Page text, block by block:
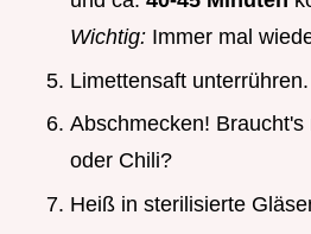
Wichtig: Immer mal
Limettensaft unterrühren.
Abschmecken!
oder Chili?
Heiß in sterilisierte